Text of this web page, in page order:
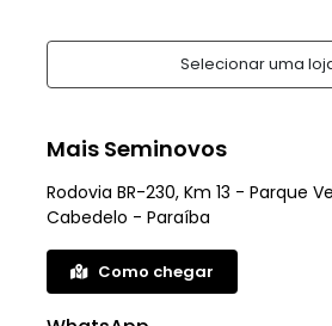
Cabedelo - Paraíba
WhatsApp
(83) 99611-9594
HORÁRIOS DE FUNCIONAMENTO